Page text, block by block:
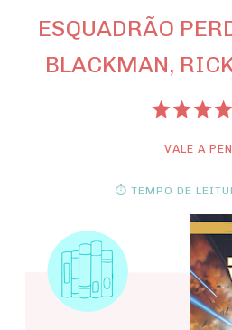
ESQUADRÃO
BLACKMAN,
VALE A
⏱ TEMPO DE